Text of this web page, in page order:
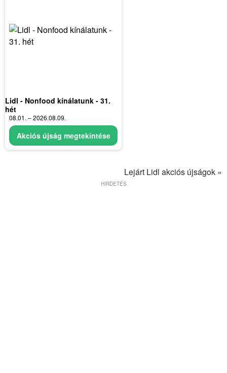
Lidl - Nonfood kínálatunk - 31.
hét
08.01. – 2026.08.09.
Akciós újság megtekintése
Lejárt Lidl akciós újságok »
HIRDETÉS